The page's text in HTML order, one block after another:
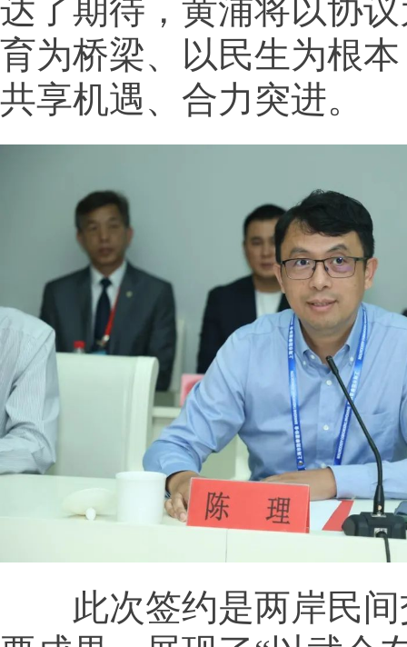
达了期待，黄浦将以协
育为桥梁、以民生为根
共享机遇、合力突进。
此次签约是两岸民间